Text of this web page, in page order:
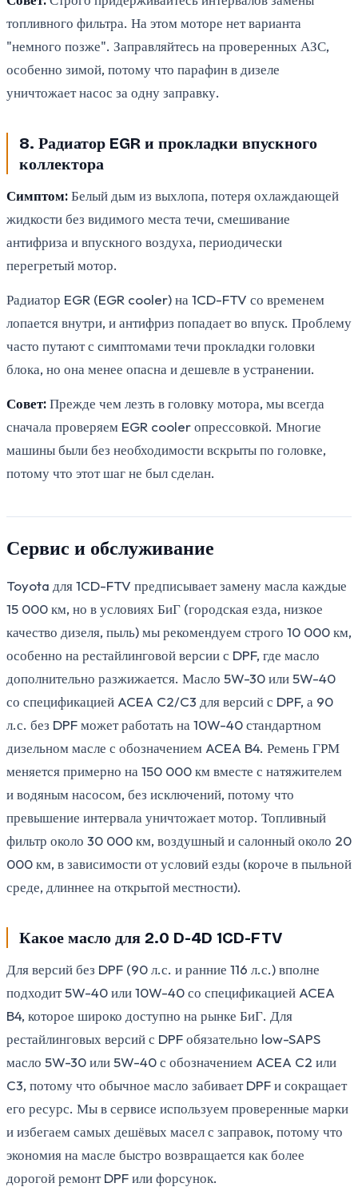
топливного фильтра. На этом моторе нет варианта
"немного позже". Заправляйтесь на проверенных АЗС,
особенно зимой, потому что парафин в дизеле
уничтожает насос за одну заправку.
8. Радиатор EGR и прокладки впускного
коллектора
Симптом:Белый дым из выхлопа, потеря охлаждающей
жидкости без видимого места течи, смешивание
антифриза и впускного воздуха, периодически
перегретый мотор.
Радиатор EGR (EGR cooler) на 1CD-FTV со временем
лопается внутри, и антифриз попадает во впуск. Проблему
часто путают с симптомами течи прокладки головки
блока, но она менее опасна и дешевле в устранении.
Совет:Прежде чем лезть в головку мотора, мы всегда
сначала проверяем EGR cooler опрессовкой. Многие
машины были без необходимости вскрыты по головке,
потому что этот шаг не был сделан.
Сервис и обслуживание
Toyota для 1CD-FTV предписывает замену масла каждые
15 000 км, но в условиях БиГ (городская езда, низкое
качество дизеля, пыль) мы рекомендуем строго 10 000 км,
особенно на рестайлинговой версии с DPF, где масло
дополнительно разжижается. Масло 5W-30 или 5W-40
со спецификацией ACEA C2/C3 для версий с DPF, а 90
л.с. без DPF может работать на 10W-40 стандартном
дизельном масле с обозначением ACEA B4. Ремень ГРМ
меняется примерно на 150 000 км вместе с натяжителем
и водяным насосом, без исключений, потому что
превышение интервала уничтожает мотор. Топливный
фильтр около 30 000 км, воздушный и салонный около 20
000 км, в зависимости от условий езды (короче в пыльной
среде, длиннее на открытой местности).
Какое масло для 2.0 D-4D 1CD-FTV
Для версий без DPF (90 л.с. и ранние 116 л.с.) вполне
подходит 5W-40 или 10W-40 со спецификацией ACEA
B4, которое широко доступно на рынке БиГ. Для
рестайлинговых версий с DPF обязательно low-SAPS
масло 5W-30 или 5W-40 с обозначением ACEA C2 или
C3, потому что обычное масло забивает DPF и сокращает
его ресурс. Мы в сервисе используем проверенные марки
и избегаем самых дешёвых масел с заправок, потому что
экономия на масле быстро возвращается как более
дорогой ремонт DPF или форсунок.